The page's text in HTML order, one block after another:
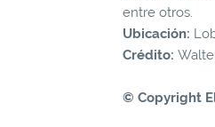
entre otros.
Ubicación:
Crédito:
© Copyright